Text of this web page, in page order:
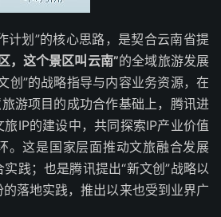
计划”的核心思路，是契合云南省提
，这个景区叫云南”的全域旅游发展
创”的战略指导与内容业务资源，在
游项目的成功合作基础上，腾讯进
IP的建设中，共同探索IP产业价值
。这是国家层面推动文旅融合发展
践；也是腾讯提出“新文创”战略以
落地实践，推出以来也受到业界广